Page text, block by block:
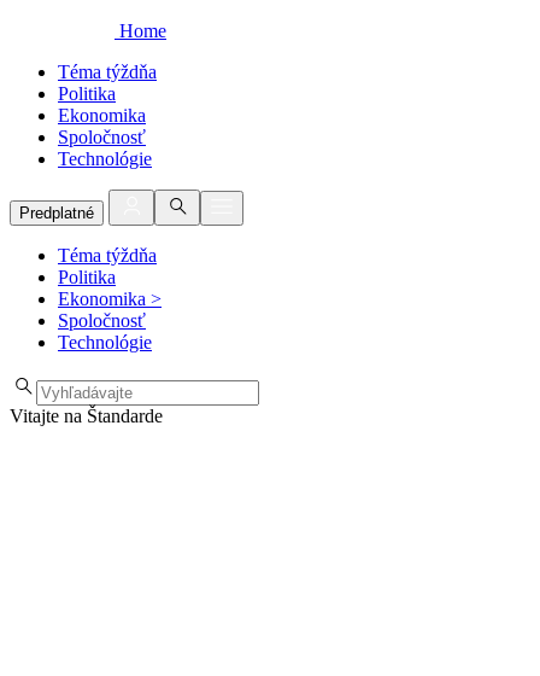
Home
Téma týždňa
Politika
Ekonomika
Spoločnosť
Technológie
Predplatné
Téma týždňa
Politika
Ekonomika >
Spoločnosť
Technológie
Vitajte na Štandarde